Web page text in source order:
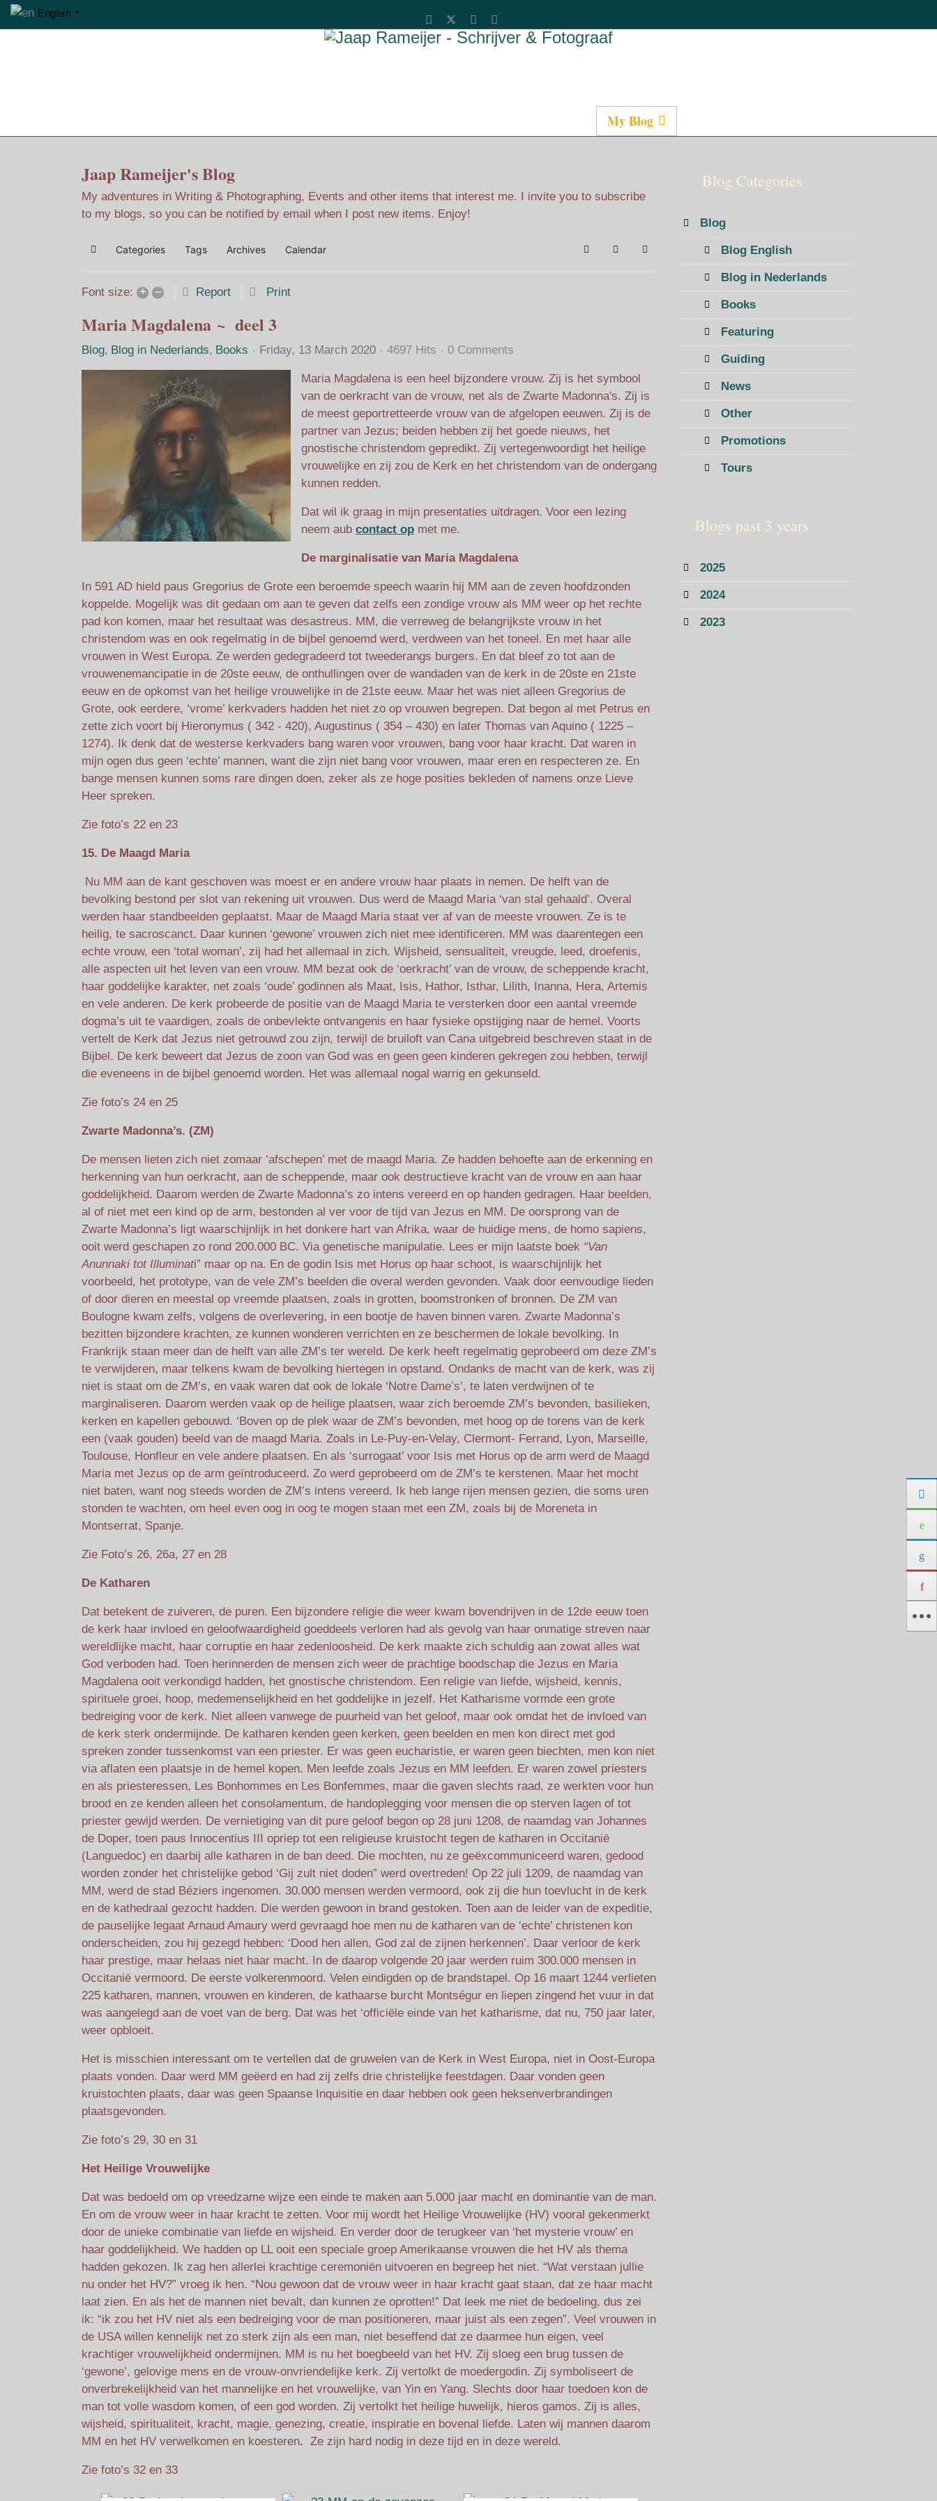
English ▼
My Blog
Jaap Rameijer's Blog
My adventures in Writing & Photographing, Events and other items that interest me. I invite you to subscribe
to my blogs, so you can be notified by email when I post new items. Enjoy!
HomeCategories Tags Archives Calendar SearchSubscribe to blog
Sign In
Font size: + – Report Print
Maria Magdalena ~ deel 3
Blog Blog in Nederlands Books Friday, 13 March 2020 4697 Hits 0 Comments
Maria Magdalena is een heel bijzondere vrouw. Zij is het symbool
van de oerkracht van de vrouw, net als de Zwarte Madonna's. Zij is
de meest geportretteerde vrouw van de afgelopen eeuwen. Zij is de
partner van Jezus; beiden hebben zij het goede nieuws, het
gnostische christendom gepredikt. Zij vertegenwoordigt het heilige
vrouwelijke en zij zou de Kerk en het christendom van de ondergang
kunnen redden.
Dat wil ik graag in mijn presentaties uitdragen. Voor een lezing
neem aub contact op met me.
De marginalisatie van Maria Magdalena
In 591 AD hield paus Gregorius de Grote een beroemde speech waarin hij MM aan de zeven hoofdzonden
koppelde. Mogelijk was dit gedaan om aan te geven dat zelfs een zondige vrouw als MM weer op het rechte
pad kon komen, maar het resultaat was desastreus. MM, die verreweg de belangrijkste vrouw in het
christendom was en ook regelmatig in de bijbel genoemd werd, verdween van het toneel. En met haar alle
vrouwen in West Europa. Ze werden gedegradeerd tot tweederangs burgers. En dat bleef zo tot aan de
vrouwenemancipatie in de 20ste eeuw, de onthullingen over de wandaden van de kerk in de 20ste en 21ste
eeuw en de opkomst van het heilige vrouwelijke in de 21ste eeuw. Maar het was niet alleen Gregorius de
Grote, ook eerdere, ‘vrome’ kerkvaders hadden het niet zo op vrouwen begrepen. Dat begon al met Petrus en
zette zich voort bij Hieronymus ( 342 - 420), Augustinus ( 354 – 430) en later Thomas van Aquino ( 1225 –
1274). Ik denk dat de westerse kerkvaders bang waren voor vrouwen, bang voor haar kracht. Dat waren in
mijn ogen dus geen ‘echte’ mannen, want die zijn niet bang voor vrouwen, maar eren en respecteren ze. En
bange mensen kunnen soms rare dingen doen, zeker als ze hoge posities bekleden of namens onze Lieve
Heer spreken.
Zie foto’s 22 en 23
15. De Maagd Maria
Nu MM aan de kant geschoven was moest er en andere vrouw haar plaats in nemen. De helft van de
bevolking bestond per slot van rekening uit vrouwen. Dus werd de Maagd Maria ‘van stal gehaald’. Overal
werden haar standbeelden geplaatst. Maar de Maagd Maria staat ver af van de meeste vrouwen. Ze is te
heilig, te sacroscanct. Daar kunnen ‘gewone’ vrouwen zich niet mee identificeren. MM was daarentegen een
echte vrouw, een ‘total woman’, zij had het allemaal in zich. Wijsheid, sensualiteit, vreugde, leed, droefenis,
alle aspecten uit het leven van een vrouw. MM bezat ook de ‘oerkracht’ van de vrouw, de scheppende kracht,
haar goddelijke karakter, net zoals ‘oude’ godinnen als Maat, Isis, Hathor, Isthar, Lilith, Inanna, Hera, Artemis
en vele anderen. De kerk probeerde de positie van de Maagd Maria te versterken door een aantal vreemde
dogma’s uit te vaardigen, zoals de onbevlekte ontvangenis en haar fysieke opstijging naar de hemel. Voorts
vertelt de Kerk dat Jezus niet getrouwd zou zijn, terwijl de bruiloft van Cana uitgebreid beschreven staat in de
Bijbel. De kerk beweert dat Jezus de zoon van God was en geen geen kinderen gekregen zou hebben, terwijl
die eveneens in de bijbel genoemd worden. Het was allemaal nogal warrig en gekunseld.
Zie foto’s 24 en 25
Zwarte Madonna’s. (ZM)
De mensen lieten zich niet zomaar ‘afschepen’ met de maagd Maria. Ze hadden behoefte aan de erkenning en
herkenning van hun oerkracht, aan de scheppende, maar ook destructieve kracht van de vrouw en aan haar
goddelijkheid. Daarom werden de Zwarte Madonna’s zo intens vereerd en op handen gedragen. Haar beelden,
al of niet met een kind op de arm, bestonden al ver voor de tijd van Jezus en MM. De oorsprong van de
Zwarte Madonna’s ligt waarschijnlijk in het donkere hart van Afrika, waar de huidige mens, de homo sapiens,
ooit werd geschapen zo rond 200.000 BC. Via genetische manipulatie. Lees er mijn laatste boek “Van
Anunnaki tot Illuminati” maar op na. En de godin Isis met Horus op haar schoot, is waarschijnlijk het
voorbeeld, het prototype, van de vele ZM’s beelden die overal werden gevonden. Vaak door eenvoudige lieden
of door dieren en meestal op vreemde plaatsen, zoals in grotten, boomstronken of bronnen. De ZM van
Boulogne kwam zelfs, volgens de overlevering, in een bootje de haven binnen varen. Zwarte Madonna’s
bezitten bijzondere krachten, ze kunnen wonderen verrichten en ze beschermen de lokale bevolking. In
Frankrijk staan meer dan de helft van alle ZM’s ter wereld. De kerk heeft regelmatig geprobeerd om deze ZM’s
te verwijderen, maar telkens kwam de bevolking hiertegen in opstand. Ondanks de macht van de kerk, was zij
niet is staat om de ZM’s, en vaak waren dat ook de lokale ‘Notre Dame’s’, te laten verdwijnen of te
marginaliseren. Daarom werden vaak op de heilige plaatsen, waar zich beroemde ZM’s bevonden, basilieken,
kerken en kapellen gebouwd. ‘Boven op de plek waar de ZM’s bevonden, met hoog op de torens van de kerk
een (vaak gouden) beeld van de maagd Maria. Zoals in Le-Puy-en-Velay, Clermont- Ferrand, Lyon, Marseille,
Toulouse, Honfleur en vele andere plaatsen. En als ‘surrogaat’ voor Isis met Horus op de arm werd de Maagd
Maria met Jezus op de arm geïntroduceerd. Zo werd geprobeerd om de ZM’s te kerstenen. Maar het mocht
niet baten, want nog steeds worden de ZM’s intens vereerd. Ik heb lange rijen mensen gezien, die soms uren
stonden te wachten, om heel even oog in oog te mogen staan met een ZM, zoals bij de Moreneta in
Montserrat, Spanje.
Zie Foto’s 26, 26a, 27 en 28
De Katharen
Dat betekent de zuiveren, de puren. Een bijzondere religie die weer kwam bovendrijven in de 12de eeuw toen
de kerk haar invloed en geloofwaardigheid goeddeels verloren had als gevolg van haar onmatige streven naar
wereldlijke macht, haar corruptie en haar zedenloosheid. De kerk maakte zich schuldig aan zowat alles wat
God verboden had. Toen herinnerden de mensen zich weer de prachtige boodschap die Jezus en Maria
Magdalena ooit verkondigd hadden, het gnostische christendom. Een religie van liefde, wijsheid, kennis,
spirituele groei, hoop, medemenselijkheid en het goddelijke in jezelf. Het Katharisme vormde een grote
bedreiging voor de kerk. Niet alleen vanwege de puurheid van het geloof, maar ook omdat het de invloed van
de kerk sterk ondermijnde. De katharen kenden geen kerken, geen beelden en men kon direct met god
spreken zonder tussenkomst van een priester. Er was geen eucharistie, er waren geen biechten, men kon niet
via aflaten een plaatsje in de hemel kopen. Men leefde zoals Jezus en MM leefden. Er waren zowel priesters
en als priesteressen, Les Bonhommes en Les Bonfemmes, maar die gaven slechts raad, ze werkten voor hun
brood en ze kenden alleen het consolamentum, de handoplegging voor mensen die op sterven lagen of tot
priester gewijd werden. De vernietiging van dit pure geloof begon op 28 juni 1208, de naamdag van Johannes
de Doper, toen paus Innocentius III opriep tot een religieuse kruistocht tegen de katharen in Occitanië
(Languedoc) en daarbij alle katharen in de ban deed. Die mochten, nu ze geëxcommuniceerd waren, gedood
worden zonder het christelijke gebod ‘Gij zult niet doden” werd overtreden! Op 22 juli 1209, de naamdag van
MM, werd de stad Béziers ingenomen. 30.000 mensen werden vermoord, ook zij die hun toevlucht in de kerk
en de kathedraal gezocht hadden. Die werden gewoon in brand gestoken. Toen aan de leider van de expeditie,
de pauselijke legaat Arnaud Amaury werd gevraagd hoe men nu de katharen van de ‘echte’ christenen kon
onderscheiden, zou hij gezegd hebben: ‘Dood hen allen, God zal de zijnen herkennen’. Daar verloor de kerk
haar prestige, maar helaas niet haar macht. In de daarop volgende 20 jaar werden ruim 300.000 mensen in
Occitanië vermoord. De eerste volkerenmoord. Velen eindigden op de brandstapel. Op 16 maart 1244 verlieten
225 katharen, mannen, vrouwen en kinderen, de kathaarse burcht Montségur en liepen zingend het vuur in dat
was aangelegd aan de voet van de berg. Dat was het ‘officiële einde van het katharisme, dat nu, 750 jaar later,
weer opbloeit.
Het is misschien interessant om te vertellen dat de gruwelen van de Kerk in West Europa, niet in Oost-Europa
plaats vonden. Daar werd MM geëerd en had zij zelfs drie christelijke feestdagen. Daar vonden geen
kruistochten plaats, daar was geen Spaanse Inquisitie en daar hebben ook geen heksenverbrandingen
plaatsgevonden.
Zie foto’s 29, 30 en 31
Het Heilige Vrouwelijke
Dat was bedoeld om op vreedzame wijze een einde te maken aan 5.000 jaar macht en dominantie van de man.
En om de vrouw weer in haar kracht te zetten. Voor mij wordt het Heilige Vrouwelijke (HV) vooral gekenmerkt
door de unieke combinatie van liefde en wijsheid. En verder door de terugkeer van ‘het mysterie vrouw’ en
haar goddelijkheid. We hadden op LL ooit een speciale groep Amerikaanse vrouwen die het HV als thema
hadden gekozen. Ik zag hen allerlei krachtige ceremoniën uitvoeren en begreep het niet. “Wat verstaan jullie
nu onder het HV?” vroeg ik hen. “Nou gewoon dat de vrouw weer in haar kracht gaat staan, dat ze haar macht
laat zien. En als het de mannen niet bevalt, dan kunnen ze oprotten!” Dat leek me niet de bedoeling, dus zei
ik: “ik zou het HV niet als een bedreiging voor de man positioneren, maar juist als een zegen”. Veel vrouwen in
de USA willen kennelijk net zo sterk zijn als een man, niet beseffend dat ze daarmee hun eigen, veel
krachtiger vrouwelijkheid ondermijnen. MM is nu het boegbeeld van het HV. Zij sloeg een brug tussen de
‘gewone’, gelovige mens en de vrouw-onvriendelijke kerk. Zij vertolkt de moedergodin. Zij symboliseert de
onverbrekelijkheid van het mannelijke en het vrouwelijke, van Yin en Yang. Slechts door haar toedoen kon de
man tot volle wasdom komen, of een god worden. Zij vertolkt het heilige huwelijk, hieros gamos. Zij is alles,
wijsheid, spiritualiteit, kracht, magie, genezing, creatie, inspiratie en bovenal liefde. Laten wij mannen daarom
MM en het HV verwelkomen en koesteren. Ze zijn hard nodig in deze tijd en in deze wereld.
Zie foto’s 32 en 33
Blog Categories
Blog
Blog English
Blog in Nederlands
Books
Featuring
Guiding
News
Other
Promotions
Tours
Blogs past 3 years
2025
2024
2023